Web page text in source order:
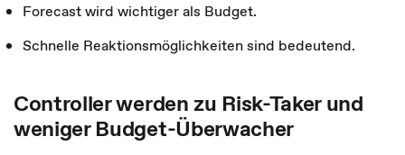
Forecast wird wichtiger als Budget.
Schnelle Reaktionsmöglichkeiten sind bedeutend.
Controller werden zu Risk-Taker und
weniger Budget-Überwacher